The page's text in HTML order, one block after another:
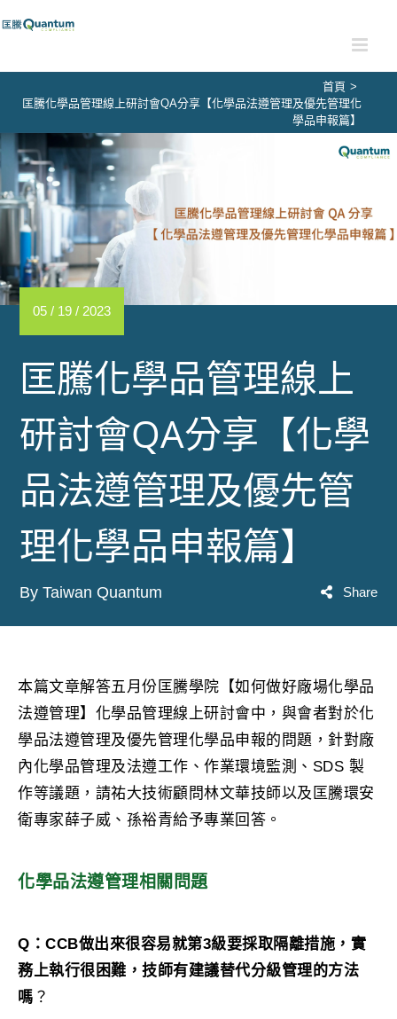
to
首頁 >
匡騰化學品管理線上研討會QA分享【化學品法遵管理及優先管理化
學品申報篇】
05 / 19 / 2023
匡騰化學品管理線上
研討會QA分享【化學
品法遵管理及優先管
理化學品申報篇】
By Taiwan Quantum Share
本篇文章解答五月份匡騰學院【如何做好廠場化學品
法遵管理】化學品管理線上研討會中，與會者對於化
學品法遵管理及優先管理化學品申報的問題，針對廠
內化學品管理及法遵工作、作業環境監測、SDS 製
作等議題，請祐大技術顧問林文華技師以及匡騰環安
衛專家薛子威、孫裕青給予專業回答。
化學品法遵管理相關問題
Q：CCB做出來很容易就第3級要採取隔離措施，實
務上執行很困難，技師有建議替代分級管理的方法
嗎 ？